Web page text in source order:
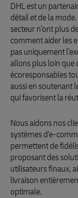
DHL est un
détail et de la
secteur n'ont plus
comment aider les
pas uniquement
allons plus loin
écoresponsables
aussi en soutenant
qui favorisent la
Nous aidons nos
systèmes d'e-
permettent de
proposant des
utilisateurs finaux,
livraison
optimale.